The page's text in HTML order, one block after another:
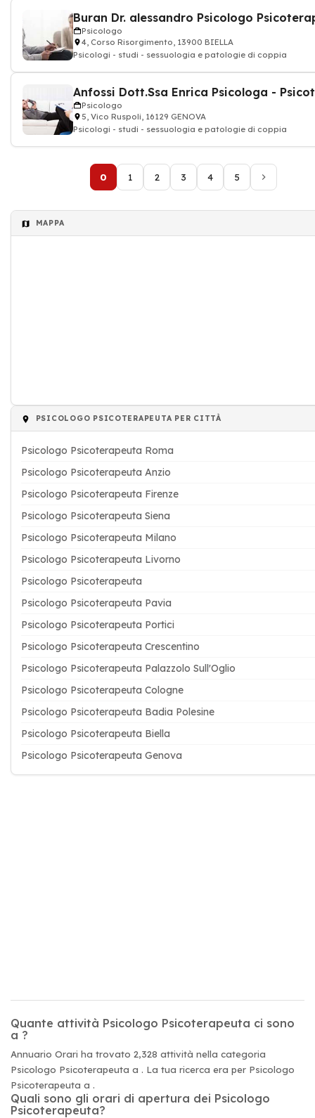
Psicologo
4, Corso Risorgimento, 13900 BIELLA
Psicologi - studi - sessuologia e patologie di coppia
Psicologo
5, Vico Ruspoli, 16129 GENOVA
Psicologi - studi - sessuologia e patologie di coppia
0 1 2 3 4 5
MAPPA
PSICOLOGO PSICOTERAPEUTA PER CITTÀ
Psicologo Psicoterapeuta Roma
Psicologo Psicoterapeuta Anzio
Psicologo Psicoterapeuta Firenze
Psicologo Psicoterapeuta Siena
Psicologo Psicoterapeuta Milano
Psicologo Psicoterapeuta Livorno
Psicologo Psicoterapeuta
Psicologo Psicoterapeuta Pavia
Psicologo Psicoterapeuta Portici
Psicologo Psicoterapeuta Crescentino
Psicologo Psicoterapeuta Palazzolo Sull'Oglio
Psicologo Psicoterapeuta Cologne
Psicologo Psicoterapeuta Badia Polesine
Psicologo Psicoterapeuta Biella
Psicologo Psicoterapeuta Genova
Quante attività Psicologo Psicoterapeuta ci sono
a ?
Annuario Orari ha trovato 2,328 attività nella categoria
Psicologo Psicoterapeuta a . La tua ricerca era per Psicologo
Psicoterapeuta a .
Quali sono gli orari di apertura dei Psicologo
Psicoterapeuta?